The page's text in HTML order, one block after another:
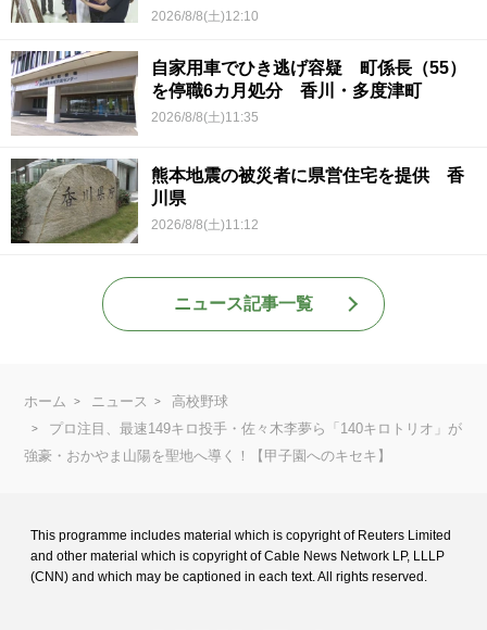
2026/8/8(土)12:10
自家用車でひき逃げ容疑 町係長（55）
を停職6カ月処分 香川・多度津町
2026/8/8(土)11:35
熊本地震の被災者に県営住宅を提供 香
川県
2026/8/8(土)11:12
ニュース記事一覧
ホーム ニュース
高校野球
プロ注目、最速149キロ投手・佐々木李夢ら「140キロトリオ」が
強豪・おかやま山陽を聖地へ導く！【甲子園へのキセキ】
This programme includes material which is copyright of Reuters Limited
and other material which is copyright of Cable News Network LP, LLLP
(CNN) and which may be captioned in each text. All rights reserved.